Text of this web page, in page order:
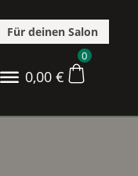
Für deinen Salon
0,00 €
0